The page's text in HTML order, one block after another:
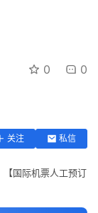
0 0
关注
私信
【国际机票人工预订